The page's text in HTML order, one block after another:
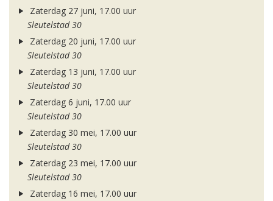
Zaterdag 27 juni, 17.00 uur
Sleutelstad 30
Zaterdag 20 juni, 17.00 uur
Sleutelstad 30
Zaterdag 13 juni, 17.00 uur
Sleutelstad 30
Zaterdag 6 juni, 17.00 uur
Sleutelstad 30
Zaterdag 30 mei, 17.00 uur
Sleutelstad 30
Zaterdag 23 mei, 17.00 uur
Sleutelstad 30
Zaterdag 16 mei, 17.00 uur